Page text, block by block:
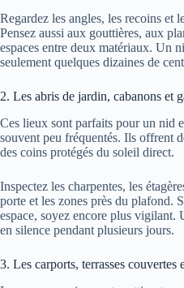
Regardez les angles, les recoins et
Pensez aussi aux gouttières, aux
espaces entre deux matériaux. Un
seulement quelques dizaines de
2. Les abris de jardin, cabanons et
Ces lieux sont parfaits pour un nid
souvent peu fréquentés. Ils offrent
des coins protégés du soleil direct.
Inspectez les charpentes, les
porte et les zones près du plafond.
espace, soyez encore plus vigilant.
en silence pendant plusieurs jours.
3. Les carports, terrasses couvertes